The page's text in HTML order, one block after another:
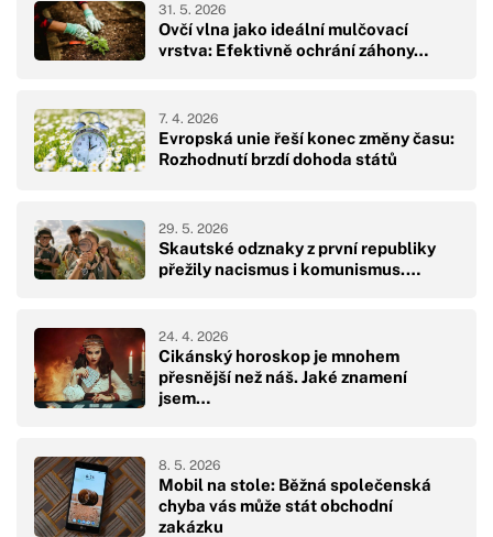
Ovčí vlna jako ideální mulčovací
vrstva: Efektivně ochrání záhony…
31. 5. 2026
Evropská unie řeší konec změny času:
Rozhodnutí brzdí dohoda států
7. 4. 2026
Skautské odznaky z první republiky
přežily nacismus i komunismus.…
29. 5. 2026
Cikánský horoskop je mnohem
přesnější než náš. Jaké znamení
jsem…
24. 4. 2026
Mobil na stole: Běžná společenská
chyba vás může stát obchodní
zakázku
8. 5. 2026